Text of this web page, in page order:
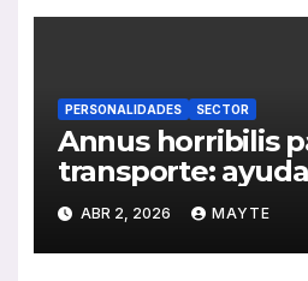
PERSONALIDADES SECTOR
Annus horribilis
transporte:
insuficientes y
disparados en el
2026
ABR 2, 2026 MAYTE